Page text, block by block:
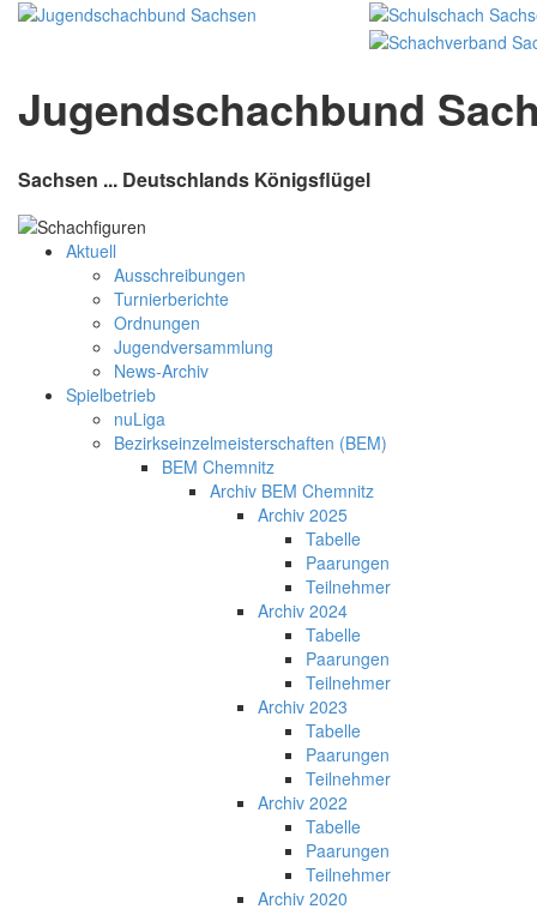
Jugendschachbund
Sachsen ... Deutschlands Königsflügel
Aktuell
Ausschreibungen
Turnierberichte
Ordnungen
Jugendversammlung
News-Archiv
Spielbetrieb
nuLiga
Bezirkseinzelmeisterschaften (BEM)
BEM Chemnitz
Archiv BEM Chemnitz
Archiv 2025
Tabelle
Paarungen
Teilnehmer
Archiv 2024
Tabelle
Paarungen
Teilnehmer
Archiv 2023
Tabelle
Paarungen
Teilnehmer
Archiv 2022
Tabelle
Paarungen
Teilnehmer
Archiv 2020